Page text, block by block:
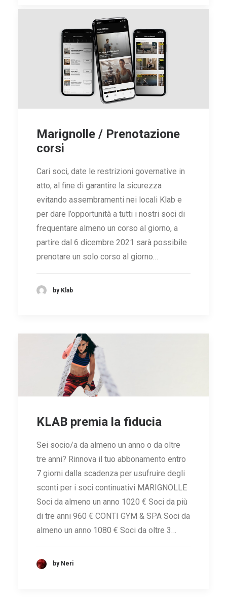
Marignolle / Prenotazione
corsi
Cari soci, date le restrizioni governative in
atto, al fine di garantire la sicurezza
evitando assembramenti nei locali Klab e
per dare l’opportunità a tutti i nostri soci di
frequentare almeno un corso al giorno, a
partire dal 6 dicembre 2021 sarà possibile
prenotare un solo corso al giorno…
by Klab
KLAB premia la fiducia
Sei socio/a da almeno un anno o da oltre
tre anni? Rinnova il tuo abbonamento entro
7 giorni dalla scadenza per usufruire degli
sconti per i soci continuativi MARIGNOLLE
Soci da almeno un anno 1020 € Soci da più
di tre anni 960 € CONTI GYM & SPA Soci da
almeno un anno 1080 € Soci da oltre 3…
by Neri